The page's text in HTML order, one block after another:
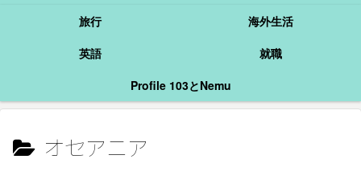
旅行
海外生活
英語
就職
Profile 103とNemu
オセアニア